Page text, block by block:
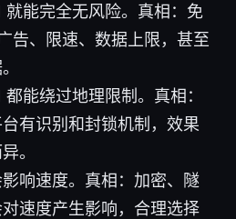
能完全无风险。真相：免
告、限速、数据上限，甚至
能绕过地理限制。真相：
有识别和封锁机制，效果
。
响速度。真相：加密、隧
速度产生影响，合理选择